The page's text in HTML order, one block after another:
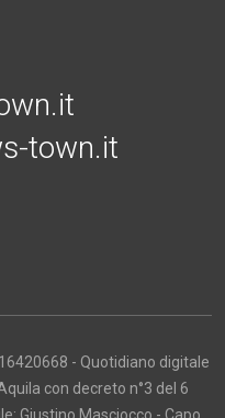
town.it
- Quotidiano digitale
con decreto n°3 del 6